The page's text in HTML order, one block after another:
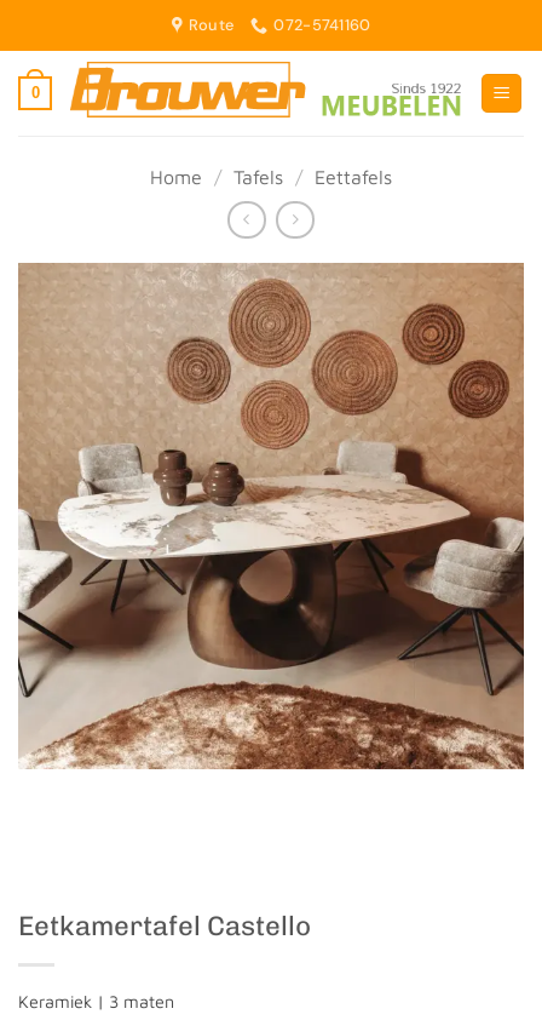
inhoud
Route 072-5741160
0
Home / Tafels / Eettafels
Eetkamertafel Castello
Keramiek | 3 maten